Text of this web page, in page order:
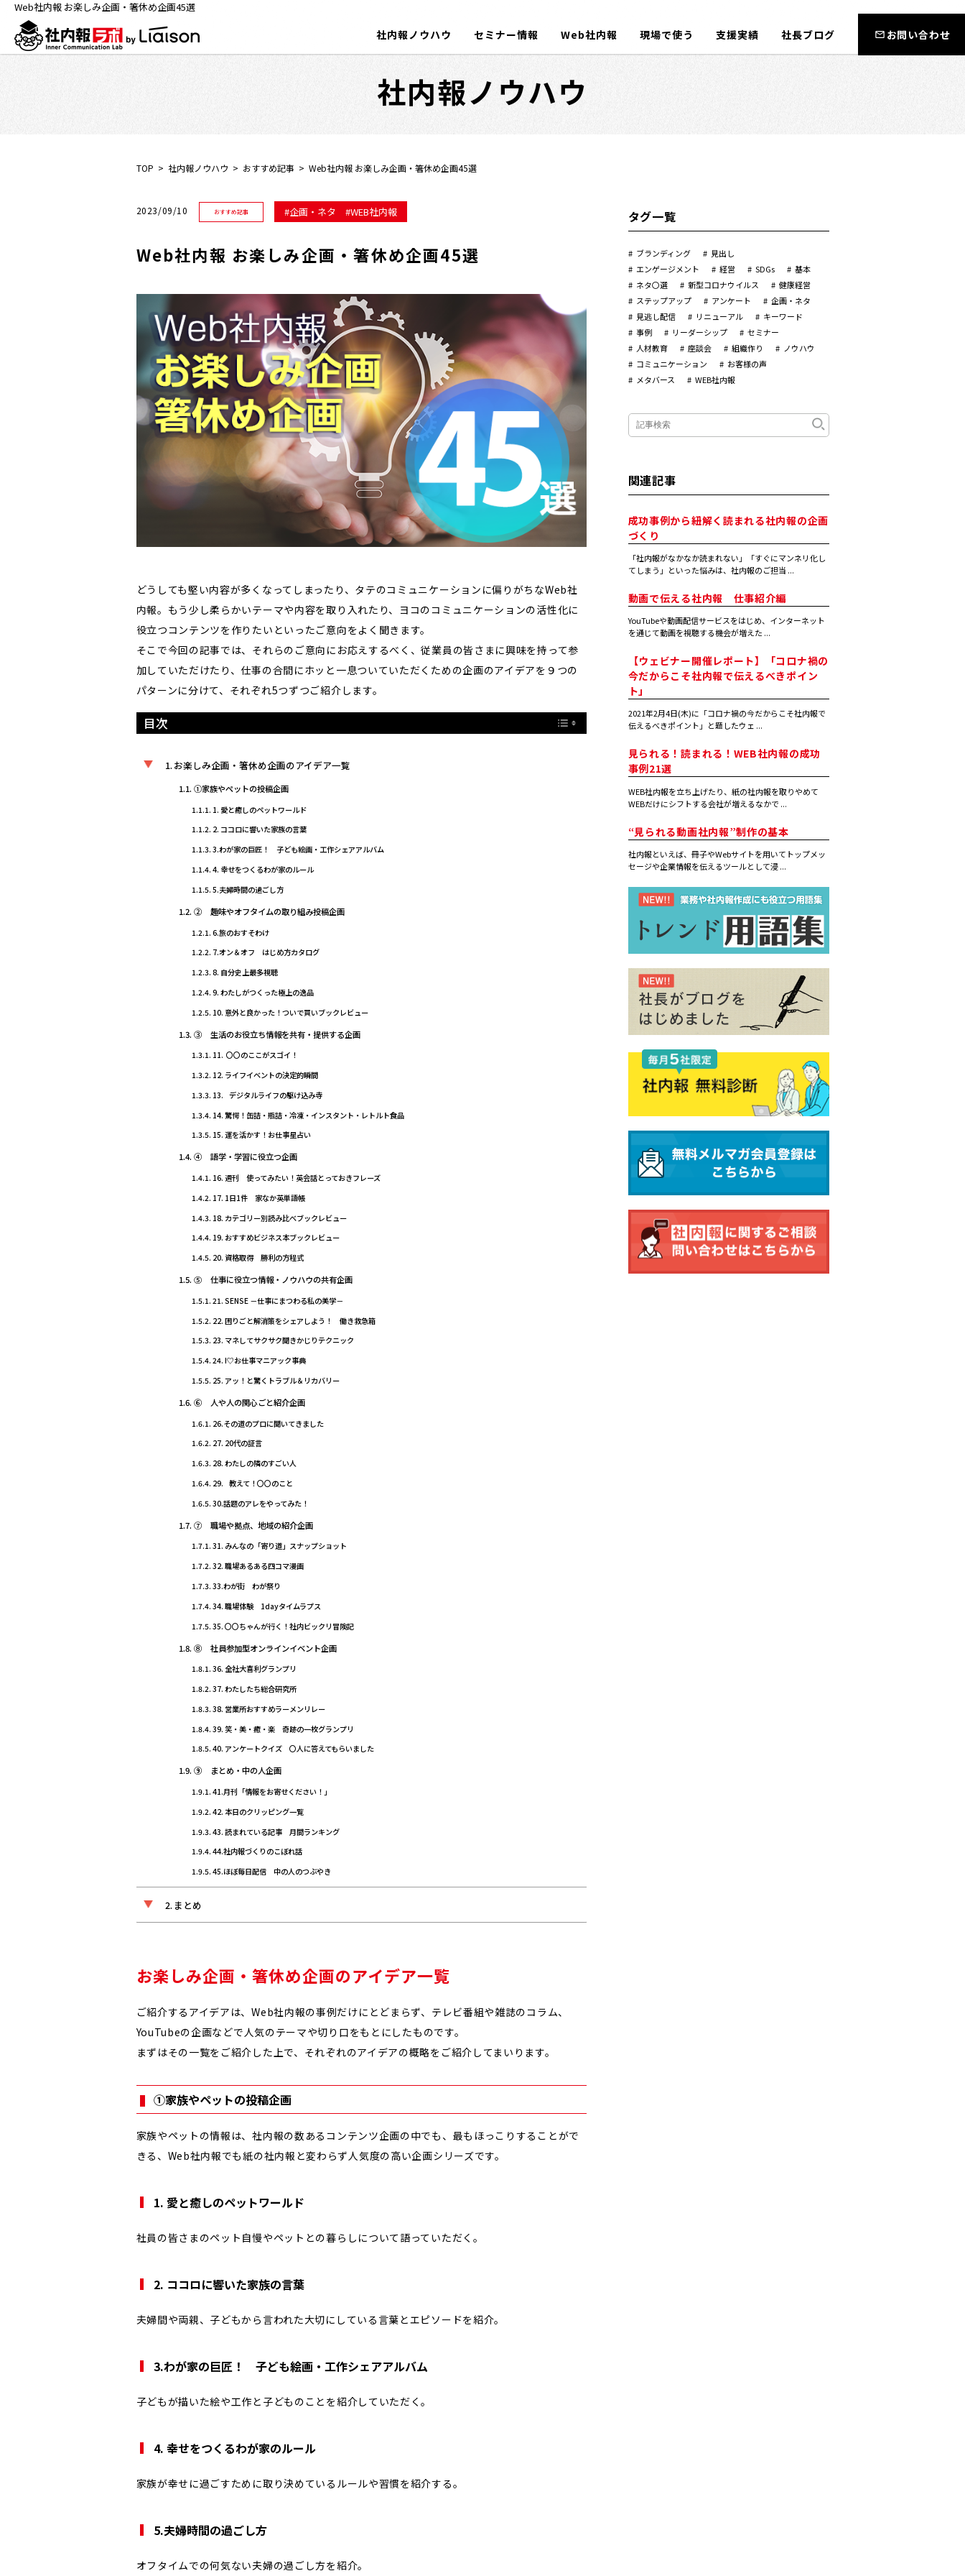
Web社内報 お楽しみ企画・箸休め企画45選
社内報ノウハウ セミナー情報 Web社内報 現場で使う 支援実績 社長ブログ お問い合わせ
社内報ノウハウ
TOP 社内報ノウハウ おすすめ記事 Web社内報 お楽しみ企画・箸休め企画45選
2023/09/10 おすすめ記事 企画・ネタ WEB社内報
Web社内報 お楽しみ企画・箸休め企画45選
どうしても堅い内容が多くなってしまったり、タテのコミュニケーションに偏りがちなWeb社
内報。もう少し柔らかいテーマや内容を取り入れたり、ヨコのコミュニケーションの活性化に
役立つコンテンツを作りたいといったご意向をよく聞きます。
そこで今回の記事では、それらのご意向にお応えするべく、従業員の皆さまに興味を持って参
加していただけたり、仕事の合間にホッと一息ついていただくための企画のアイデアを９つの
パターンに分けて、それぞれ5つずつご紹介します。
目次
お楽しみ企画・箸休め企画のアイデア一覧
①家族やペットの投稿企画
1. 愛と癒しのペットワールド
2. ココロに響いた家族の言葉
3.わが家の巨匠！ 子ども絵画・工作シェアアルバム
4. 幸せをつくるわが家のルール
5.夫婦時間の過ごし方
② 趣味やオフタイムの取り組み投稿企画
6.旅のおすそわけ
7.オン＆オフ はじめ方カタログ
8. 自分史上最多視聴
9. わたしがつくった極上の逸品
10. 意外と良かった！ついで買いブックレビュー
③ 生活のお役立ち情報を共有・提供する企画
11. 〇〇のここがスゴイ！
12. ライフイベントの決定的瞬間
13. デジタルライフの駆け込み寺
14. 驚愕！缶詰・瓶詰・冷凍・インスタント・レトルト食品
15. 運を活かす！お仕事星占い
④ 語学・学習に役立つ企画
16. 週刊 使ってみたい！英会話とっておきフレーズ
17. 1日1件 家なか英単語帳
18. カテゴリー別読み比べブックレビュー
19. おすすめビジネス本ブックレビュー
20. 資格取得 勝利の方程式
⑤ 仕事に役立つ情報・ノウハウの共有企画
21. SENSE －仕事にまつわる私の美学－
22. 困りごと解消策をシェアしよう！ 働き救急箱
23. マネしてサクサク聞きかじりテクニック
24. I♡お仕事マニアック事典
25. アッ！と驚くトラブル＆リカバリー
⑥ 人や人の関心ごと紹介企画
26.その道のプロに聞いてきました
27. 20代の証言
28. わたしの隣のすごい人
29. 教えて！〇〇のこと
30.話題のアレをやってみた！
⑦ 職場や拠点、地域の紹介企画
31. みんなの「寄り道」スナップショット
32. 職場あるある四コマ漫画
33.わが街 わが祭り
34. 職場体験 1dayタイムラプス
35. 〇〇ちゃんが行く！社内ビックリ冒険記
⑧ 社員参加型オンラインイベント企画
36. 全社大喜利グランプリ
37. わたしたち総合研究所
38. 営業所おすすめラーメンリレー
39. 笑・美・癒・楽 奇跡の一枚グランプリ
40. アンケートクイズ 〇人に答えてもらいました
⑨ まとめ・中の人企画
41.月刊「情報をお寄せください！」
42. 本日のクリッピング一覧
43. 読まれている記事 月間ランキング
44.社内報づくりのこぼれ話
45.ほぼ毎日配信 中の人のつぶやき
まとめ
お楽しみ企画・箸休め企画のアイデア一覧
ご紹介するアイデアは、Web社内報の事例だけにとどまらず、テレビ番組や雑誌のコラム、
YouTubeの企画などで人気のテーマや切り口をもとにしたものです。
まずはその一覧をご紹介した上で、それぞれのアイデアの概略をご紹介してまいります。
①家族やペットの投稿企画
家族やペットの情報は、社内報の数あるコンテンツ企画の中でも、最もほっこりすることがで
きる、Web社内報でも紙の社内報と変わらず人気度の高い企画シリーズです。
1. 愛と癒しのペットワールド
社員の皆さまのペット自慢やペットとの暮らしについて語っていただく。
2. ココロに響いた家族の言葉
夫婦間や両親、子どもから言われた大切にしている言葉とエピソードを紹介。
3.わが家の巨匠！ 子ども絵画・工作シェアアルバム
子どもが描いた絵や工作と子どものことを紹介していただく。
4. 幸せをつくるわが家のルール
家族が幸せに過ごすために取り決めているルールや習慣を紹介する。
5.夫婦時間の過ごし方
オフタイムでの何気ない夫婦の過ごし方を紹介。
タグ一覧
ブランディング
見出し
エンゲージメント
経営 SDGs
基本
ネタ〇選
新型コロナウイルス
健康経営
ステップアップ
アンケート
企画・ネタ
見逃し配信
リニューアル
キーワード
事例
リーダーシップ
セミナー
人材教育
座談会 組織作り
ノウハウ
コミュニケーション
お客様の声
メタバース
WEB社内報
関連記事
成功事例から紐解く読まれる社内報の企画
づくり
「社内報がなかなか読まれない」「すぐにマンネリ化し
てしまう」といった悩みは、社内報のご担当 ...
動画で伝える社内報 仕事紹介編
YouTubeや動画配信サービスをはじめ、インターネット
を通じて動画を視聴する機会が増えた ...
【ウェビナー開催レポート】「コロナ禍の
今だからこそ社内報で伝えるべきポイン
ト」
2021年2月4日(木)に「コロナ禍の今だからこそ社内報で
伝えるべきポイント」と題したウェ ...
見られる！読まれる！WEB社内報の成功
事例21選
WEB社内報を立ち上げたり、紙の社内報を取りやめて
WEBだけにシフトする会社が増えるなかで ...
“見られる動画社内報”制作の基本
社内報といえば、冊子やWebサイトを用いてトップメッ
セージや企業情報を伝えるツールとして浸 ...